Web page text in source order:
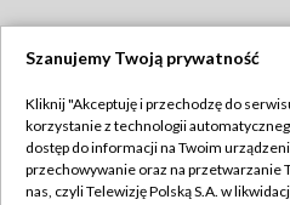
Abonament TVP
Szanujemy Twoją prywatność
Kliknij "Akceptuję i przechodzę do
korzystanie z technologii
dostęp do informacji na Twoim
przechowywanie oraz na przetwarzanie
nas, czyli Telewizję Polską S.A. w